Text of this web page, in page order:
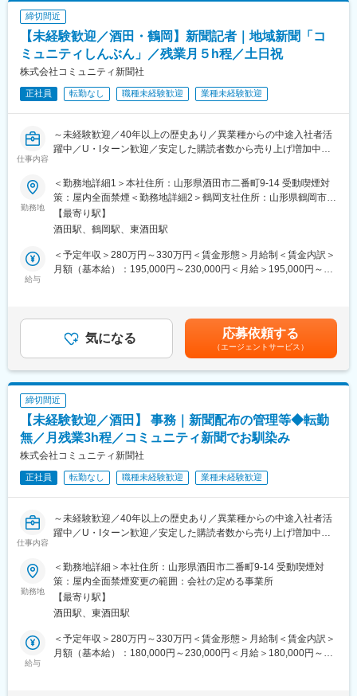
作成した原稿をもとに、制作部で作成した広告をお客様に確認し
ていただく
◇掲載
実際に紙面に面付なったものを誤植などがないか最終確認
売上のノルマはありません。最初は先輩社員と一緒に営業するの
■ポジションの特徴
＜営業エリア＞
＜出張＞
年に1～3回、当社で発行している就職情報紙関連業務で、山形市
へ日帰り出張の場合がある。
当社は酒田・鶴岡・周辺町の方に無料で新聞配布をしており、業
界動向にかかわらず安定して購読者数を確保できる点が強みで
■当社の社風
新しい企画やアイディアなど、良いものは取り入れる柔軟な社風
時代のニーズにあった情報を提供し、庄内の情報発信のコアとな
ることを目指しています。
年齢層は20～60代までと幅広く、社内では情報交換が活発で相談
しやすい雰囲気です。
■当社について
け、配布エリア内は創業当初から無料でポスティングを行ってい
る会社です。近年では、配布エリアを酒田・鶴岡・周辺町と拡大
庄内の世帯数の約8割をカバーしています。庄内ではトップクラス
の知名度と訴求力を誇っています。
締切間近
【未経験歓迎／酒田・鶴岡】新聞記者｜地域新聞「コ
ミュニティしんぶん」／残業月５h程／土日祝
株式会社コミュニティ新聞社
正社員 転勤なし 職種未経験歓迎 業種未経験歓迎
仕事内容
～未経験歓迎／40年以上の歴史あり／異業種からの中途入社者活
躍中／U・Iターン歓迎／安定した購読者数から売り上げ増加中～
■業務内容
地域新聞「コミュニティ新聞」の発行や書籍出版、テレビ、ラジ
オのCMやチラシ・パンフレット等の企画・制作などを行う当社に
て、新聞記者をお任せします。
当社発行の「コミュニティしんぶん」の記事の取材と執筆を担当
いただきます。
新聞記事を執筆するのが主な仕事です。
＜取材対象＞
庄内一円です。社用車（AT軽自動車）を使用し取材に行きます。
政治や経済・社会等のジャンルにとらわれず、様々なことを取材
するので、働きながら庄内について詳しくなれます。新聞記事の
書き方や写真の撮り方等は指導します。
■当社の強み
界動向にかかわらず安定して購読者数を確保できる点が強みで
です。
新しい企画やアイディアなど、良いものは取り入れる柔軟な社風
です。
時代のニーズにあった情報を提供し、庄内の情報発信のコアとな
ることを目指しています。
しやすい雰囲気です。
勤務地
＜勤務地詳細1＞本社住所：山形県酒田市二番町9-14 受動喫煙対
策：屋内全面禁煙＜勤務地詳細2＞鶴岡支社住所：山形県鶴岡市美
原町28-26 受動喫煙対策：屋内全面禁煙
【最寄り駅】
酒田駅、鶴岡駅、東酒田駅
給与
＜予定年収＞280万円～330万円＜賃金形態＞月給制＜賃金内訳＞
月額（基本給）：195,000円～230,000円＜月給＞195,000円～
ります。月給(月額)は固定手当を含めた表記です。
気になる 応募依頼する
（エージェントサービス）
締切間近
【未経験歓迎／酒田】 事務｜新聞配布の管理等◆転勤
無／月残業3h程／コミュニティ新聞でお馴染み
株式会社コミュニティ新聞社
正社員 転勤なし 職種未経験歓迎 業種未経験歓迎
仕事内容
～未経験歓迎／40年以上の歴史あり／異業種からの中途入社者活
躍中／U・Iターン歓迎／安定した購読者数から売り上げ増加中～
地域新聞「コミュニティ新聞」の発行や書籍出版、テレビ、ラジ
オのCMやチラシ・パンフレット等の企画・制作などを行う当社に
て総務・事務をお任せします。
＜入社後にお任せする業務＞
・電話・メール応対
・新聞配達の管理／手配
勤務地
＜勤務地詳細＞本社住所：山形県酒田市二番町9-14 受動喫煙対
策：屋内全面禁煙変更の範囲：会社の定める事業所
【最寄り駅】
酒田駅、東酒田駅
給与
＜予定年収＞280万円～330万円＜賃金形態＞月給制＜賃金内訳＞
月額（基本給）：180,000円～230,000円＜月給＞180,000円～